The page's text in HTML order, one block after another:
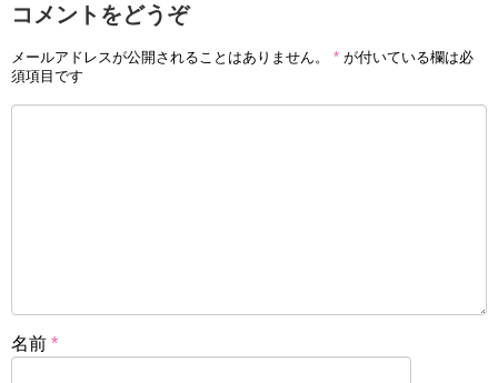
コメントをどうぞ
メールアドレスが公開されることはありません。 * が付いている欄は必
須項目です
名前 *